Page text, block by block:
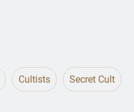
Cultists Secret Cult